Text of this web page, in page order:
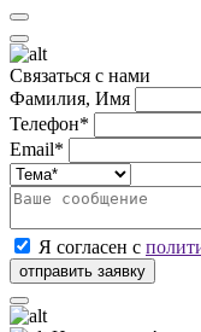
Связаться с нами
Фамилия, Имя
Телефон*
Email*
Я согласен с